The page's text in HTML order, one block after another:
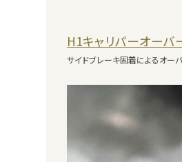
H1キャリパーオーバ
サイドブレーキ固着によるオー